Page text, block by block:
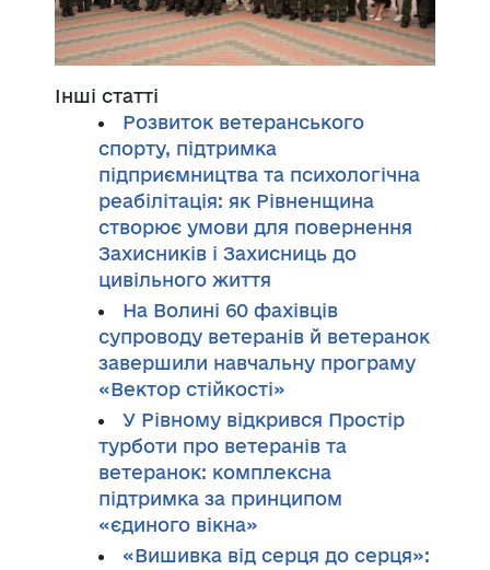
Інші статті
Розвиток ветеранського
спорту, підтримка
підприємництва та психологічна
реабілітація: як Рівненщина
створює умови для повернення
Захисників і Захисниць до
цивільного життя
На Волині 60 фахівців
супроводу ветеранів й ветеранок
завершили навчальну програму
«Вектор стійкості»
У Рівному відкрився Простір
турботи про ветеранів та
ветеранок: комплексна
підтримка за принципом
«єдиного вікна»
«Вишивка від серця до серця»: